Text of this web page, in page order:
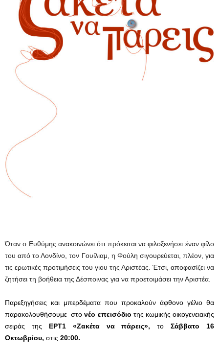
Όταν ο Ευθύμης ανακοινώνει ότι πρόκειται να φιλοξενήσει έναν φίλο
του από το Λονδίνο, τον Γουίλιαμ, η Φούλη σιγουρεύεται, πλέον, για
τις ερωτικές προτιμήσεις του γιου της Αριστέας. Έτσι, αποφασίζει να
ζητήσει τη βοήθεια της Δέσποινας για να προετοιμάσει την Αριστέα.
Παρεξηγήσεις και μπερδέματα που προκαλούν άφθονο γέλιο θα
παρακολουθήσουμε στονέο επεισόδιο της κωμικής οικογενειακής
σειράς της ΕΡΤ1 «Ζακέτα να πάρεις»,τοΣάββατο 16
Οκτωβρίου, στις 20:00.